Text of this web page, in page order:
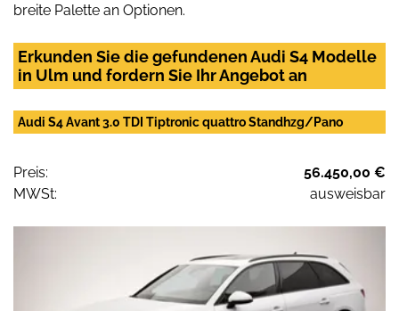
breite Palette an Optionen.
Erkunden Sie die gefundenen Audi S4 Modelle
in Ulm und fordern Sie Ihr Angebot an
Audi S4 Avant 3.0 TDI Tiptronic quattro Standhzg/Pano
Preis:
56.450,00 €
MWSt:
ausweisbar